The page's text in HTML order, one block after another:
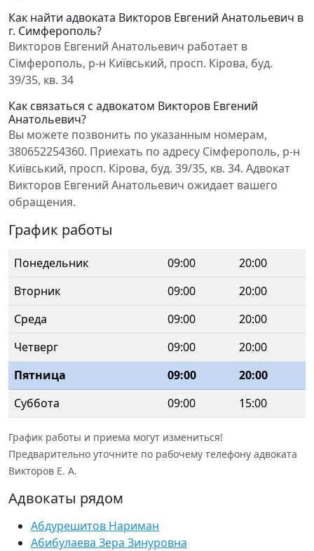
Как найти адвоката Викторов Евгений Анатольевич в
г. Симферополь?
Викторов Евгений Анатольевич работает в
Сімферополь, р-н Київський, просп. Кірова, буд.
39/35, кв. 34
Как связаться с адвокатом Викторов Евгений
Анатольевич?
Вы можете позвонить по указанным номерам,
380652254360. Приехать по адресу Сімферополь, р-н
Київський, просп. Кірова, буд. 39/35, кв. 34. Адвокат
Викторов Евгений Анатольевич ожидает вашего
обращения.
График работы
Понедельник 09:00
20:00
Вторник
09:00
20:00
Среда
09:00
20:00
Четверг
09:00
20:00
Пятница
09:00
20:00
Суббота
09:00 15:00
График работы и приема могут измениться!
Предварительно уточните по рабочему телефону адвоката
Викторов Е. А.
Адвокаты рядом
Абдурешитов Нариман
Абибулаева Зера Зинуровна